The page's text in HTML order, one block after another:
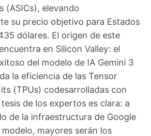
(ASICs), elevando
su precio objetivo para Estados
dólares. El origen de este
en Silicon Valley: el
del modelo de IA Gemini 3
la eficiencia de las Tensor
(TPUs) codesarrolladas con
de los expertos es clara: a
de la infraestructura de Google
mayores serán los